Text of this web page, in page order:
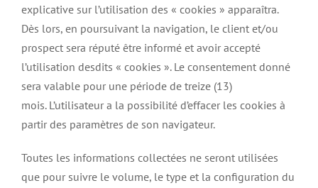
explicative sur l’utilisation des « cookies » apparaîtra.
Dès lors, en poursuivant la navigation, le client et/ou
prospect sera réputé être informé et avoir accepté
l’utilisation desdits « cookies ». Le consentement donné
sera valable pour une période de treize (13)
mois. L’utilisateur a la possibilité d’effacer les cookies à
partir des paramètres de son navigateur.
Toutes les informations collectées ne seront utilisées
que pour suivre le volume, le type et la configuration du